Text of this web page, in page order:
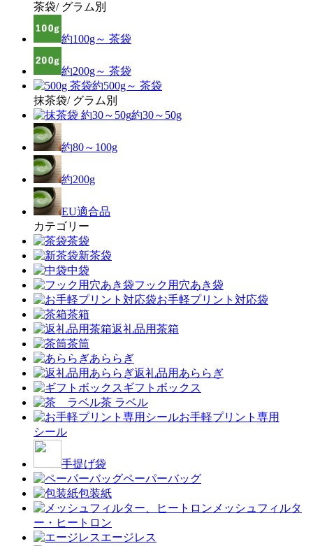
茶袋/ グラム別
約100g～ 茶袋
約200g～ 茶袋
約500g～ 茶袋
抹茶袋/ グラム別
約30～50g
約80～100g
約200g
EU適合品
カテゴリー
茶袋
新茶袋
中袋
フック用穴あき袋
お手軽プリント対応袋
茶箱
返礼品用茶箱
茶筒
あららぎ
返礼品用あららぎ
ギフトボックス
茶 ラベル
お手軽プリント専用
シール
手提げ袋
ペーパーバッグ
包装紙
メッシュフィルタ
ー・ヒートロン
エージレス